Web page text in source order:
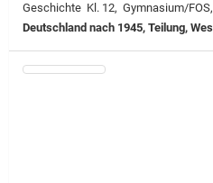
Geschichte Kl. 12, Gymnasium/
Deutschland nach 1945, Teilung,